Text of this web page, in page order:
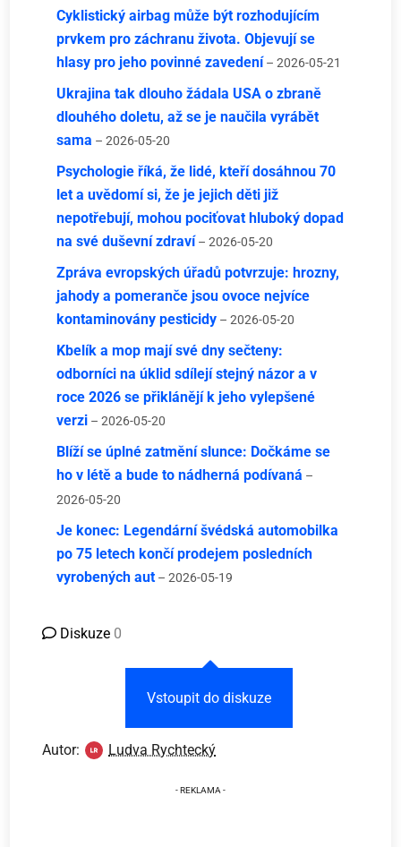
Cyklistický airbag může být rozhodujícím
prvkem pro záchranu života. Objevují se
hlasy pro jeho povinné zavedení – 2026-05-21
Ukrajina tak dlouho žádala USA o zbraně
dlouhého doletu, až se je naučila vyrábět
sama – 2026-05-20
Psychologie říká, že lidé, kteří dosáhnou 70
let a uvědomí si, že je jejich děti již
nepotřebují, mohou pociťovat hluboký dopad
na své duševní zdraví – 2026-05-20
Zpráva evropských úřadů potvrzuje: hrozny,
jahody a pomeranče jsou ovoce nejvíce
kontaminovány pesticidy – 2026-05-20
Kbelík a mop mají své dny sečteny:
odborníci na úklid sdílejí stejný názor a v
roce 2026 se přiklánějí k jeho vylepšené
verzi – 2026-05-20
Blíží se úplné zatmění slunce: Dočkáme se
ho v létě a bude to nádherná podívaná –
2026-05-20
Je konec: Legendární švédská automobilka
po 75 letech končí prodejem posledních
vyrobených aut – 2026-05-19
Diskuze 0
Vstoupit do diskuze
Autor: Ludva Rychtecký